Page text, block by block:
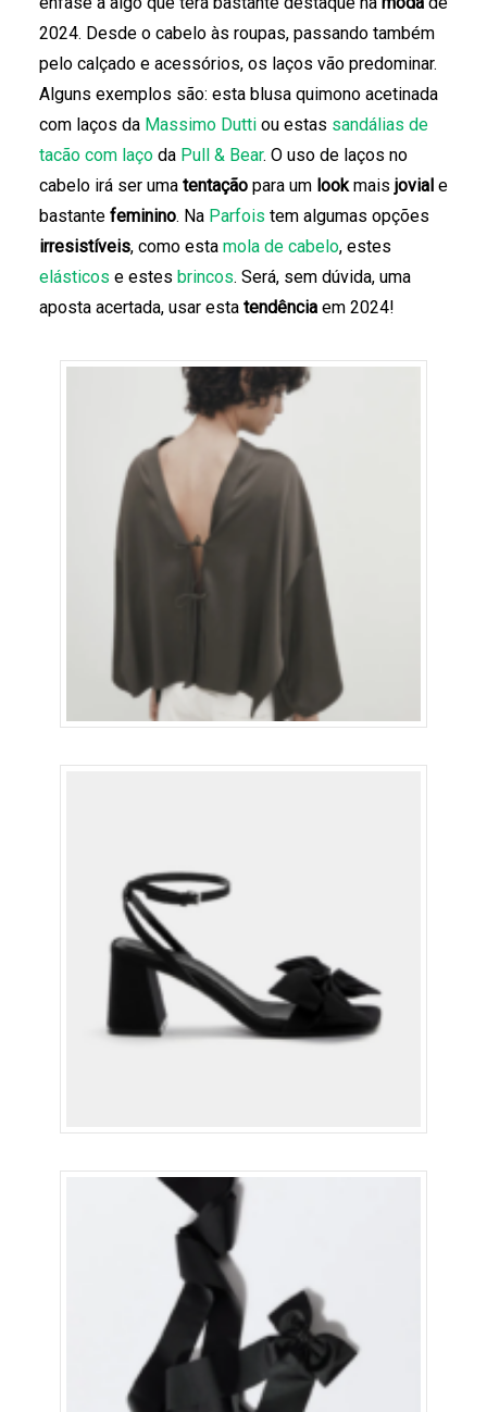
2024. Desde o cabelo às roupas, passando também
pelo calçado e acessórios, os laços vão predominar.
Alguns exemplos são: esta blusa quimono acetinada
com laços da Massimo Duttiou estas sandálias de
tacão com laçoda Pull & Bear. O uso de laços no
cabelo irá ser uma tentação para um look mais jovial e
bastante feminino. Na Parfois tem algumas opções
irresistíveis, como esta mola de cabelo, estes
elásticos e estes brincos. Será, sem dúvida, uma
aposta acertada, usar esta tendência em 2024!